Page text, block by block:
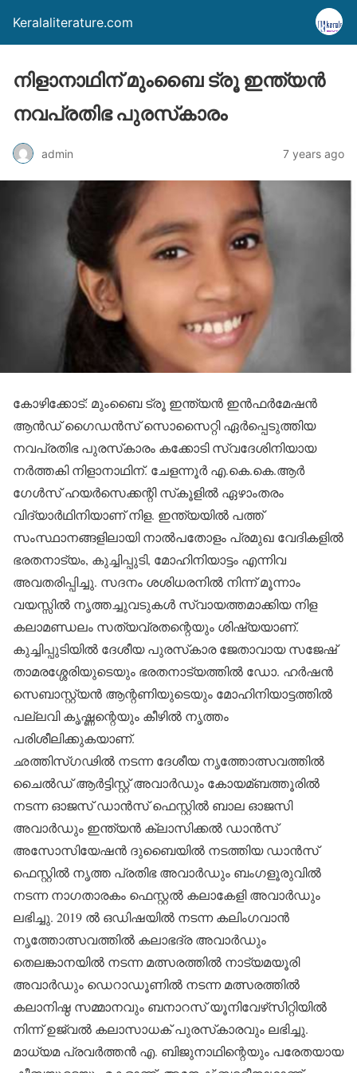
Keralaliterature.com
നിളാനാഥിന് മുംബൈ ട്രൂ ഇന്ത്യന്‍
നവപ്രതിഭ പുരസ്‌കാരം
admin 7 years ago
കോഴിക്കോട്: മുംബൈ ട്രൂ ഇന്ത്യന്‍ ഇന്‍ഫര്‍മേഷന്‍
ആന്‍ഡ് ഗൈഡന്‍സ് സൊസൈറ്റി ഏര്‍പ്പെടുത്തിയ
നവപ്രതിഭ പുരസ്‌കാരം കക്കോടി സ്വദേശിനിയായ
നര്‍ത്തകി നിളാനാഥിന്. ചേളന്നൂര്‍ എ.കെ.കെ.ആര്‍
ഗേള്‍സ് ഹയര്‍സെക്കന്റി സ്‌കൂളില്‍ ഏഴാംതരം
വിദ്യാര്‍ഥിനിയാണ് നിള. ഇന്ത്യയില്‍ പത്ത്
സംസ്ഥാനങ്ങളിലായി നാല്‍പതോളം പ്രമുഖ വേദികളില്‍
ഭരതനാട്യം, കുച്ചിപ്പുടി, മോഹിനിയാട്ടം എന്നിവ
അവതരിപ്പിച്ചു. സദനം ശശിധരനില്‍ നിന്ന് മൂന്നാം
വയസ്സില്‍ നൃത്തച്ചുവടുകള്‍ സ്വായത്തമാക്കിയ നിള
കലാമണ്ഡലം സത്യവ്രതന്റെയും ശിഷ്യയാണ്.
കുച്ചിപ്പുടിയില്‍ ദേശീയ പുരസ്‌കാര ജേതാവായ സജേഷ്
താമരശ്ശേരിയുടെയും ഭരതനാട്യത്തില്‍ ഡോ. ഹര്‍ഷന്‍
സെബാസ്റ്റ്യന്‍ ആന്റണിയുടെയും മോഹിനിയാട്ടത്തില്‍
പല്ലവി കൃഷ്ണന്റെയും കീഴില്‍ നൃത്തം
പരിശീലിക്കുകയാണ്.
ഛത്തിസ്ഗഢില്‍ നടന്ന ദേശീയ നൃത്തോത്സവത്തില്‍
ചൈല്‍ഡ് ആര്‍ട്ടിസ്റ്റ് അവാര്‍ഡും കോയമ്ബത്തൂരില്‍
നടന്ന ഓജസ് ഡാന്‍സ് ഫെസ്റ്റില്‍ ബാല ഓജസി
അവാര്‍ഡും ഇന്ത്യന്‍ ക്ലാസിക്കല്‍ ഡാന്‍സ്
അസോസിയേഷന്‍ ദുബൈയില്‍ നടത്തിയ ഡാന്‍സ്
ഫെസ്റ്റില്‍ നൃത്ത പ്രതിഭ അവാര്‍ഡും ബംഗളൂരുവില്‍
നടന്ന നാഗതാരകം ഫെസ്റ്റല്‍ കലാകേളി അവാര്‍ഡും
ലഭിച്ചു. 2019 ല്‍ ഒഡിഷയില്‍ നടന്ന കലിംഗവാന്‍
നൃത്തോത്സവത്തില്‍ കലാഭദ്ര അവാര്‍ഡും
തെലങ്കാനയില്‍ നടന്ന മത്സരത്തില്‍ നാട്യമയൂരി
അവാര്‍ഡും ഡെറാഡൂണില്‍ നടന്ന മത്സരത്തില്‍
കലാനിഷ്ഠ സമ്മാനവും ബനാറസ് യൂനിവേഴ്‌സിറ്റിയില്‍
നിന്ന് ഉജ്വല്‍ കലാസാധക് പുരസ്‌കാരവും ലഭിച്ചു.
മാധ്യമ പ്രവര്‍ത്തന്‍ എ. ബിജുനാഥിന്റെയും പരേതയായ